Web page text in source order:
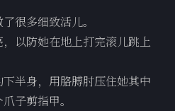
很多细致活儿。
以防她在地上打完滚儿跳上
半身，用胳膊肘压住她其中
子剪指甲。